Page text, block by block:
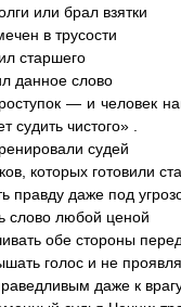
или брал взятки
в трусости
старшего
данное слово
— и человек
судить чистого» .
судей
которых готовили
правду даже под
слово любой ценой
обе стороны
голос и не
даже к